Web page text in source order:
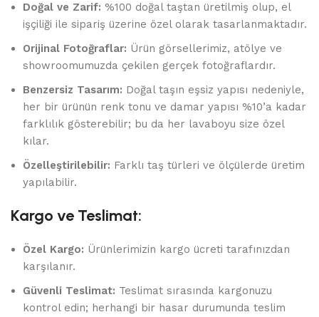
Doğal ve Zarif: %100 doğal taştan üretilmiş olup, el
işçiliği ile sipariş üzerine özel olarak tasarlanmaktadır.
Orijinal Fotoğraflar: Ürün görsellerimiz, atölye ve
showroomumuzda çekilen gerçek fotoğraflardır.
Benzersiz Tasarım: Doğal taşın eşsiz yapısı nedeniyle,
her bir ürünün renk tonu ve damar yapısı %10’a kadar
farklılık gösterebilir; bu da her lavaboyu size özel
kılar.
Özelleştirilebilir: Farklı taş türleri ve ölçülerde üretim
yapılabilir.
Kargo ve Teslimat:
Özel Kargo: Ürünlerimizin kargo ücreti tarafınızdan
karşılanır.
Güvenli Teslimat: Teslimat sırasında kargonuzu
kontrol edin; herhangi bir hasar durumunda teslim